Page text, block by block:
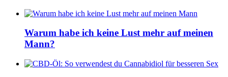
Warum habe ich keine Lust mehr auf meinen
Mann?